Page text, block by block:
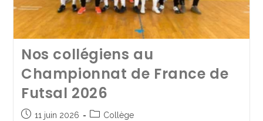
Nos collégiens au
Championnat de France de
Futsal 2026
11 juin 2026 Collège
Sorties scolaires de fin
d’année
27 juin 2025 Collège
Continuer La Lecture